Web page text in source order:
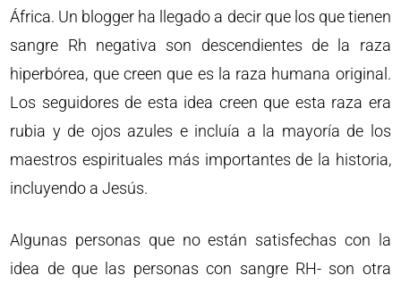
África. Un blogger ha llegado a decir que los que tienen
sangre Rh negativa son descendientes de la raza
hiperbórea, que creen que es la raza humana original.
Los seguidores de esta idea creen que esta raza era
rubia y de ojos azules e incluía a la mayoría de los
maestros espirituales más importantes de la historia,
incluyendo a Jesús.
Algunas personas que no están satisfechas con la
idea de que las personas con sangre RH- son otra